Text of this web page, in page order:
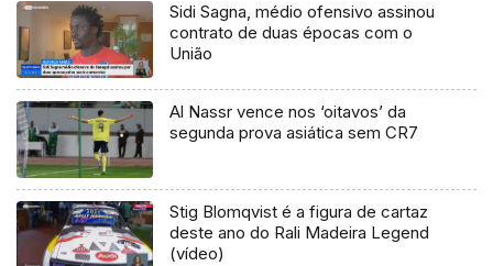
Sidi Sagna, médio ofensivo assinou
contrato de duas épocas com o
União
Al Nassr vence nos ‘oitavos’ da
segunda prova asiática sem CR7
Stig Blomqvist é a figura de cartaz
deste ano do Rali Madeira Legend
(vídeo)